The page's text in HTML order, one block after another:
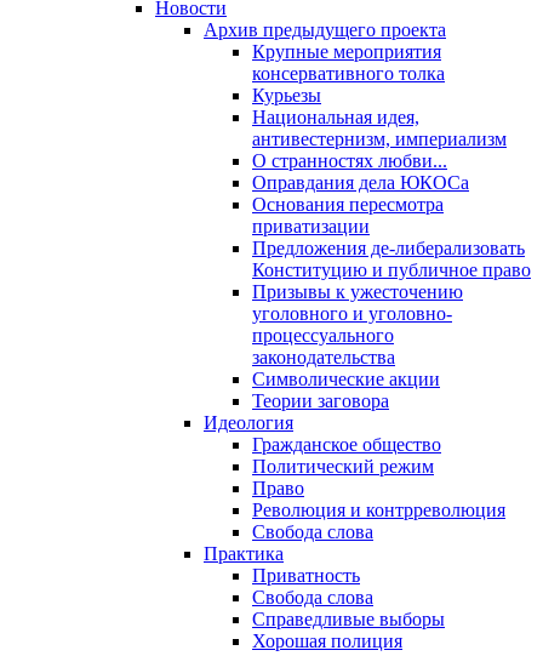
Новости
Архив предыдущего проекта
Крупные мероприятия
консервативного толка
Курьезы
Национальная идея,
антивестернизм, империализм
О странностях любви...
Оправдания дела ЮКОСа
Основания пересмотра
приватизации
Предложения де-либерализовать
Конституцию и публичное право
Призывы к ужесточению
уголовного и уголовно-
процессуального
законодательства
Символические акции
Теории заговора
Идеология
Гражданское общество
Политический режим
Право
Революция и контрреволюция
Свобода слова
Практика
Приватность
Свобода слова
Справедливые выборы
Хорошая полиция